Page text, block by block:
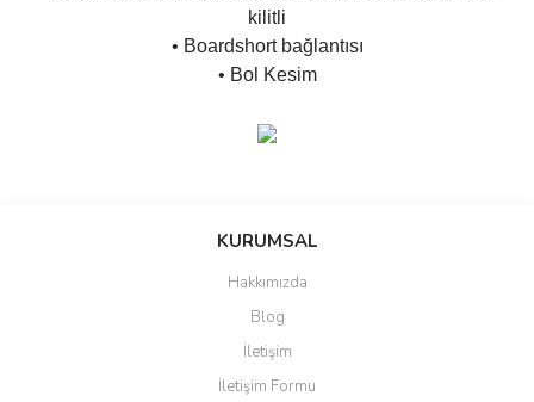
kilitli
• Boardshort bağlantısı
• Bol Kesim
Bu ürüne ilk yorumu siz yapın!
Ürün resmi kalitesiz, bozuk veya görüntülenemiyor.
Ürün açıklamasında eksik bilgiler bulunuyor.
Ürün bilgilerinde hatalar bulunuyor.
KURUMSAL
Hakkımızda
Blog
İletişim
İletişim Formu